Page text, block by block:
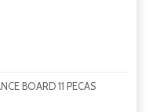
BOARD 11 PECAS